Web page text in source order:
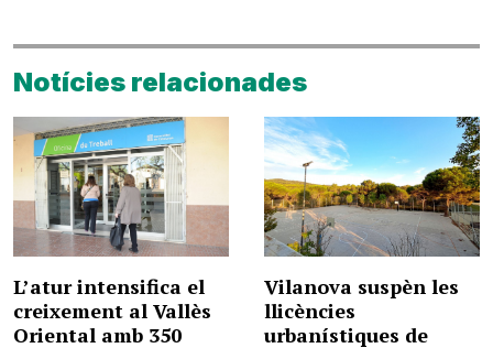
Notícies relacionades
L’atur intensifica el
creixement al Vallès
Oriental amb 350
Vilanova suspèn les
llicències
urbanístiques de